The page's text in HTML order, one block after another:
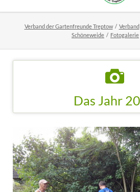
Verband der Gartenfreunde Treptow Verband
Schöneweide
Fotogalerie